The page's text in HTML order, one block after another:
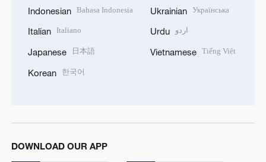
Indonesian Bahasa Indonesia
Italian Italiano
Japanese 日本語
Korean 한국어
Ukrainian Українська
Urdu اردو
Vietnamese Tiếng Việt
DOWNLOAD OUR APP